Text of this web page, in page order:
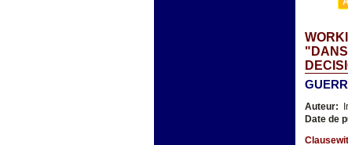
Auteur:
Date de